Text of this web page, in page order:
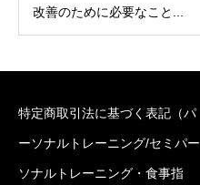
改善のために必要なこと...
特定商取引法に基づく表記（パ
ーソナルトレーニング/セミパー
ソナルトレーニング・食事指